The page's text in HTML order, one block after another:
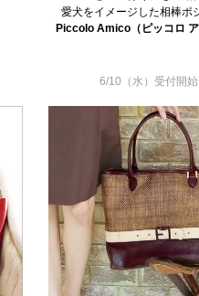
愛犬をイメージした相棒ポ
Piccolo Amico（ピッコロ
6/10（水）受付開始